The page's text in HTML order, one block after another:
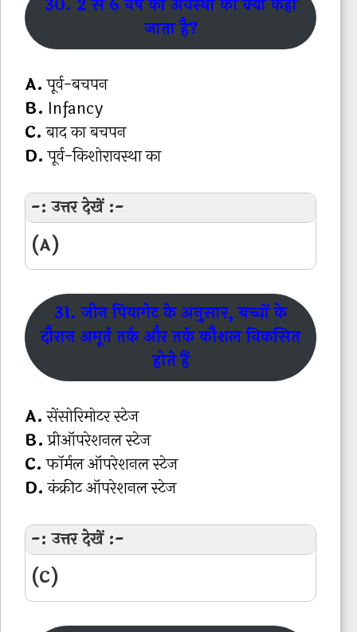
30. 2 से 6 वर्ष की अवस्था को क्या कहा
जाता है?
A.पूर्व-बचपन
B. Infancy
C.बाद का बचपन
D.पूर्व-किशोरावस्था का
-: उत्तर देखें :-
(A)
31. जीन पियागेट के अनुसार, बच्चों के
दौरान अमूर्त तर्क और तर्क कौशल विकसित
होते हैं
A.सेंसोरिमोटर स्टेज
B.प्रीऑपरेशनल स्टेज
C.फॉर्मल ऑपरेशनल स्टेज
D.कंक्रीट ऑपरेशनल स्टेज
-: उत्तर देखें :-
(C)